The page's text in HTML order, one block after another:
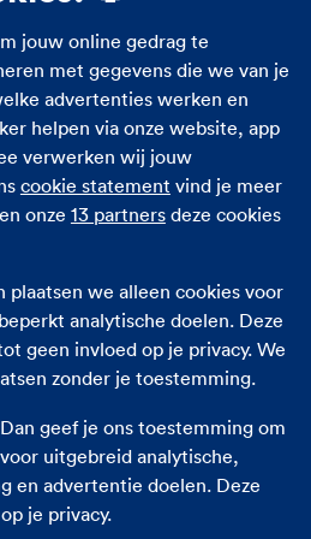
jouw online gedrag te
met gegevens die we van je
advertenties werken en
helpen via onze website, app
verwerken wij jouw
cookie statement vind je meer
onze 13 partnersdeze cookies
plaatsen we alleen cookies voor
analytische doelen. Deze
geen invloed op je privacy. We
zonder je toestemming.
Dan geef je ons toestemming om
uitgebreid analytische,
en advertentie doelen. Deze
je privacy.